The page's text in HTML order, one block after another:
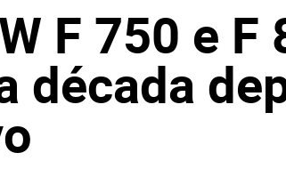
F 750 e F
década